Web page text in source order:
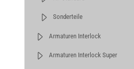
Sonderteile
Armaturen Interlock
Armaturen Interlock Super